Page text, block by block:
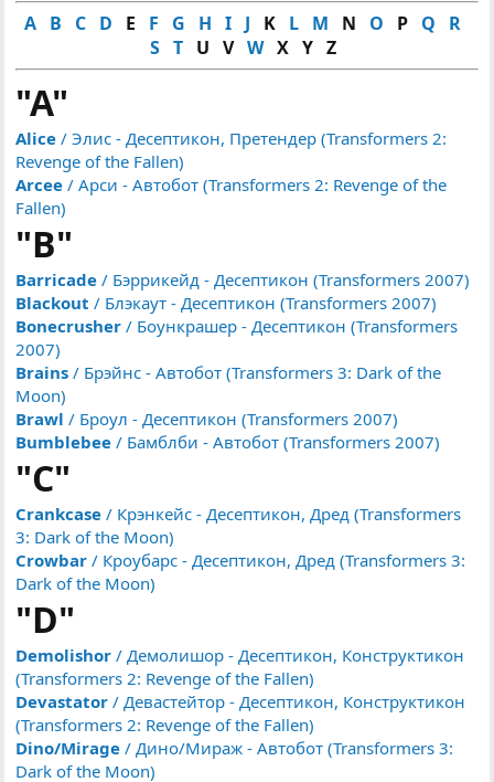
A B C D E F G H I J K L M N O P Q
R
S TU V WX Y Z
"A"
Alice / Элис - Десептикон, Претендер (Transformers 2:
Revenge of the Fallen)
Arcee / Арси - Автобот (Transformers 2: Revenge of the
Fallen)
"B"
Barricade / Бэррикейд - Десептикон (Transformers 2007)
Blackout / Блэкаут - Десептикон (Transformers 2007)
Bonecrusher / Боункрашер - Десептикон (Transformers
2007)
Brains / Брэйнс - Автобот (Transformers 3: Dark of the
Moon)
Brawl / Броул - Десептикон (Transformers 2007)
Bumblebee / Бамблби - Автобот (Transformers 2007)
"C"
Crankcase / Крэнкейс - Десептикон, Дред (Transformers
3: Dark of the Moon)
Crowbar / Кроубарс - Десептикон, Дред (Transformers 3:
Dark of the Moon)
"D"
Demolishor / Демолишор - Десептикон, Конструктикон
(Transformers 2: Revenge of the Fallen)
Devastator / Девастейтор - Десептикон, Конструктикон
(Transformers 2: Revenge of the Fallen)
Dino/Mirage / Дино/Мираж - Автобот (Transformers 3:
Dark of the Moon)